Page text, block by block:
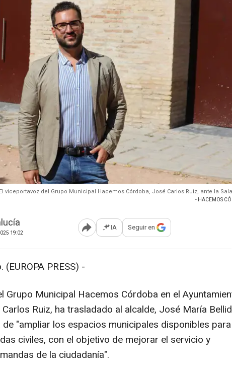
El viceportavoz del Grupo Municipal Hacemos Córdoba, José Carlos Ruiz, ante la
- HACEMOS
19:02 Abrir opciones para compartir
IA Seguir en
(EUROPA PRESS) -
Grupo Municipal Hacemos Córdoba en el
Ruiz, ha trasladado al alcalde, José María
"ampliar los espacios municipales disponibles
civiles, con el objetivo de mejorar el servicio y
de la ciudadanía".